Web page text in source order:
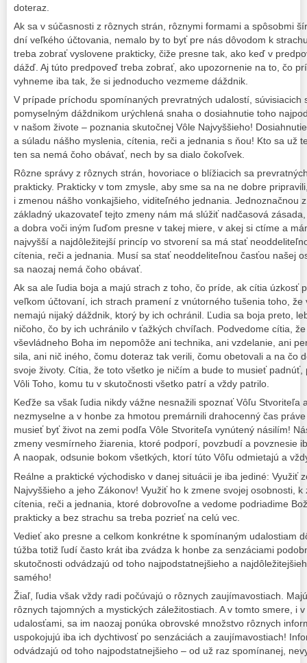
doteraz.
Ak sa v súčasnosti z rôznych strán, rôznymi formami a spôsobmi
dní veľkého účtovania, nemalo by to byť pre nás dôvodom k
treba zobrať vyslovene prakticky, čiže presne tak, ako keď v
dážď. Aj túto predpoveď treba zobrať, ako upozornenie na to, čo
vyhneme iba tak, že si jednoducho vezmeme dáždnik.
V prípade príchodu spomínaných prevratných udalostí, súvisiacich
pomyselným dáždnikom urýchlená snaha o dosiahnutie toho
v našom živote – poznania skutočnej Vôle Najvyššieho!
a súladu nášho myslenia, cítenia, reči a jednania s ňou! Kto sa už
ten sa nemá čoho obávať, nech by sa dialo čokoľvek.
Rôzne správy z rôznych strán, hovoriace o blížiacich sa
prakticky. Prakticky v tom zmysle, aby sme sa na ne dobre
i zmenou nášho vonkajšieho, viditeľného jednania. Jednoznačnou
základný ukazovateľ tejto zmeny nám má slúžiť nadčasová
a dobra voči iným ľuďom presne v takej miere, v akej si ctíme a
najvyšší a najdôležitejší princíp vo stvorení sa má stať
cítenia, reči a jednania. Musí sa stať neoddeliteľnou časťou našej
sa naozaj nemá čoho obávať.
Ak sa ale ľudia boja a majú strach z toho, čo príde, ak cítia úzkosť
veľkom účtovaní, ich strach pramení z vnútorného tušenia toho, že
nemajú nijaký dáždnik, ktorý by ich ochránil. Ľudia sa boja preto,
ničoho, čo by ich uchránilo v ťažkých chvíľach. Podvedome cítia,
vševládneho Boha im nepomôže ani technika, ani vzdelanie, ani
sila, ani nič iného, čomu doteraz tak verili, čomu obetovali a na čo
svoje životy. Cítia, že toto všetko je ničím a bude to musieť
Vôli Toho, komu tu v skutočnosti všetko patrí a vždy patrilo.
Keďže sa však ľudia nikdy vážne nesnažili spoznať Vôľu Stvoriteľa
nezmyselne a v honbe za hmotou premárnili drahocenný čas
musieť byť život na zemi podľa Vôle Stvoriteľa vynútený násilím!
zmeny vesmírneho žiarenia, ktoré podporí, povzbudí a povznesie
A naopak, odsunie bokom všetkých, ktorí túto Vôľu odmietajú a
Reálne a praktické východisko v danej situácii je iba jediné: Využiť
Najvyššieho a jeho Zákonov! Využiť ho k zmene svojej osobnosti,
cítenia, reči a jednania, ktoré dobrovoľne a vedome podriadime
prakticky a bez strachu sa treba pozrieť na celú vec.
Vedieť ako presne a celkom konkrétne k spomínaným udalostiam
túžba totiž ľudí často krát iba zvádza k honbe za senzáciami
skutočnosti odvádzajú od toho najpodstatnejšieho a
samého!
Žiaľ, ľudia však vždy radi počúvajú o rôznych zaujímavostiach.
rôznych tajomných a mystických záležitostiach. A v tomto smere, i
udalosťami, sa im naozaj ponúka obrovské množstvo rôznych
uspokojujú iba ich dychtivosť po senzáciách a zaujímavostiach!
odvádzajú od toho najpodstatnejšieho – od už raz spomínanej,